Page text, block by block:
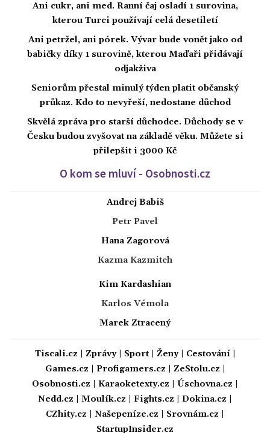
Ani cukr, ani med. Ranní čaj osladí 1 surovina,
kterou Turci používají celá desetiletí
Ani petržel, ani pórek. Vývar bude vonět jako od
babičky díky 1 surovině, kterou Maďaři přidávají
odjakživa
Seniorům přestal minulý týden platit občanský
průkaz. Kdo to nevyřeší, nedostane důchod
Skvělá zpráva pro starší důchodce. Důchody se v
Česku budou zvyšovat na základě věku. Můžete si
přilepšit i 3000 Kč
O kom se mluví - Osobnosti.cz
Andrej Babiš
Petr Pavel
Hana Zagorová
Kazma Kazmitch
Kim Kardashian
Karlos Vémola
Marek Ztracený
Tiscali.cz Zprávy| Sport| Ženy| Cestování|
Games.cz
Profigamers.cz ZeStolu.cz
Osobnosti.cz
Karaoketexty.cz Úschovna.cz
Nedd.cz
Moulík.cz Fights.cz Dokina.cz
CZhity.cz
Našepeníze.cz Srovnám.cz
StartupInsider.cz